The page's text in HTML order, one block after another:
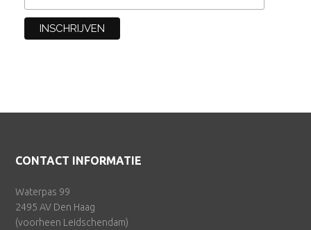
Footer
CONTACT INFORMATIE
Waterpas 99
2495 AV Den Haag
(voorheen Leidschendam)